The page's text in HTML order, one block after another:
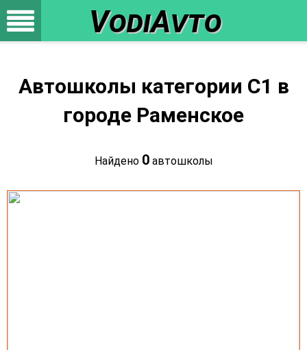
VodiAvto
Автошколы категории C1 в
городе Раменское
Найдено 0автошколы